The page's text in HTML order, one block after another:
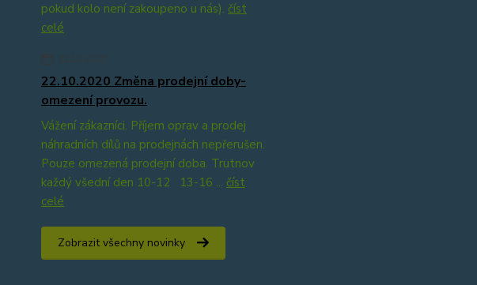
pokud kolo není zakoupeno u nás). číst
celé
22.10.2020 Změna prodejní doby-
omezení provozu.
Vážení zákazníci. Příjem oprav a prodej
náhradních dílů na prodejnách nepřerušen.
Pouze omezená prodejní doba. Trutnov
každý všední den 10-12 13-16 ... číst
celé
Zobrazit všechny novinky